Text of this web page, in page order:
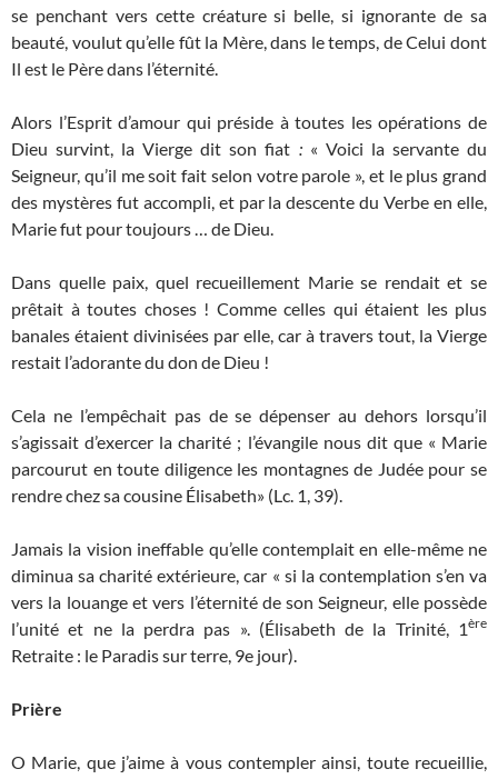
se penchant vers cette créature si belle, si ignorante de sa
beauté, voulut qu’elle fût la Mère, dans le temps, de Celui dont
Il est le Père dans l’éternité.
Alors l’Esprit d’amour qui préside à toutes les opérations de
Dieu survint, la Vierge dit son fiat : « Voici la servante du
Seigneur, qu’il me soit fait selon votre parole », et le plus grand
des mystères fut accompli, et par la descente du Verbe en elle,
Marie fut pour toujours … de Dieu.
Dans quelle paix, quel recueillement Marie se rendait et se
prêtait à toutes choses ! Comme celles qui étaient les plus
banales étaient divinisées par elle, car à travers tout, la Vierge
restait l’adorante du don de Dieu !
Cela ne l’empêchait pas de se dépenser au dehors lorsqu’il
s’agissait d’exercer la charité ; l’évangile nous dit que « Marie
parcourut en toute diligence les montagnes de Judée pour se
rendre chez sa cousine Élisabeth» (Lc. 1, 39).
Jamais la vision ineffable qu’elle contemplait en elle-même ne
diminua sa charité extérieure, car « si la contemplation s’en va
vers la louange et vers l’éternité de son Seigneur, elle possède
l’unité et ne la perdra pas ». (Élisabeth de la Trinité, 1ère
Retraite : le Paradis sur terre, 9e jour).
Prière
O Marie, que j’aime à vous contempler ainsi, toute recueillie,